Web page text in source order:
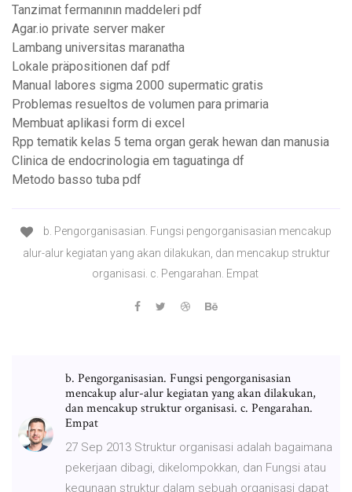
Tanzimat fermanının maddeleri pdf
Agar.io private server maker
Lambang universitas maranatha
Lokale präpositionen daf pdf
Manual labores sigma 2000 supermatic gratis
Problemas resueltos de volumen para primaria
Membuat aplikasi form di excel
Rpp tematik kelas 5 tema organ gerak hewan dan manusia
Clinica de endocrinologia em taguatinga df
Metodo basso tuba pdf
b. Pengorganisasian. Fungsi pengorganisasian mencakup
alur-alur kegiatan yang akan dilakukan, dan mencakup struktur
organisasi. c. Pengarahan. Empat
b. Pengorganisasian. Fungsi pengorganisasian
mencakup alur-alur kegiatan yang akan dilakukan,
dan mencakup struktur organisasi. c. Pengarahan.
Empat
27 Sep 2013 Struktur organisasi adalah bagaimana
pekerjaan dibagi, dikelompokkan, dan Fungsi atau
kegunaan struktur dalam sebuah organisasi dapat